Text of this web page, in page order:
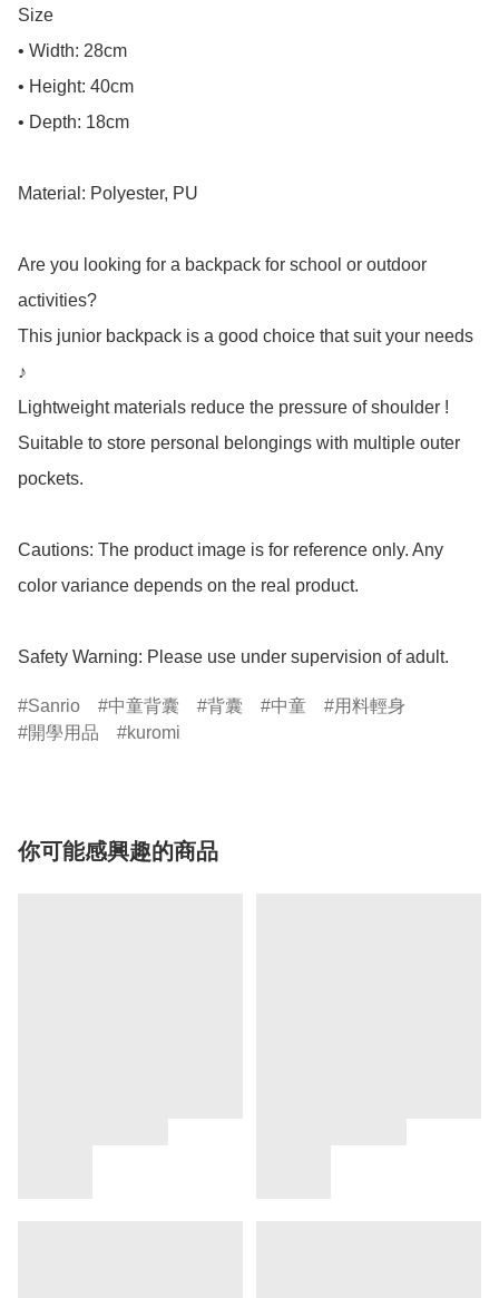
Size
• Width: 28cm
• Height: 40cm
• Depth: 18cm
Material: Polyester, PU
Are you looking for a backpack for school or outdoor
activities?
This junior backpack is a good choice that suit your needs
♪
Lightweight materials reduce the pressure of shoulder !
Suitable to store personal belongings with multiple outer
pockets.
Cautions: The product image is for reference only. Any
color variance depends on the real product.
Safety Warning: Please use under supervision of adult.
Sanrio 中童背囊 背囊 中童
用料輕身
開學用品
kuromi
你可能感興趣的商品